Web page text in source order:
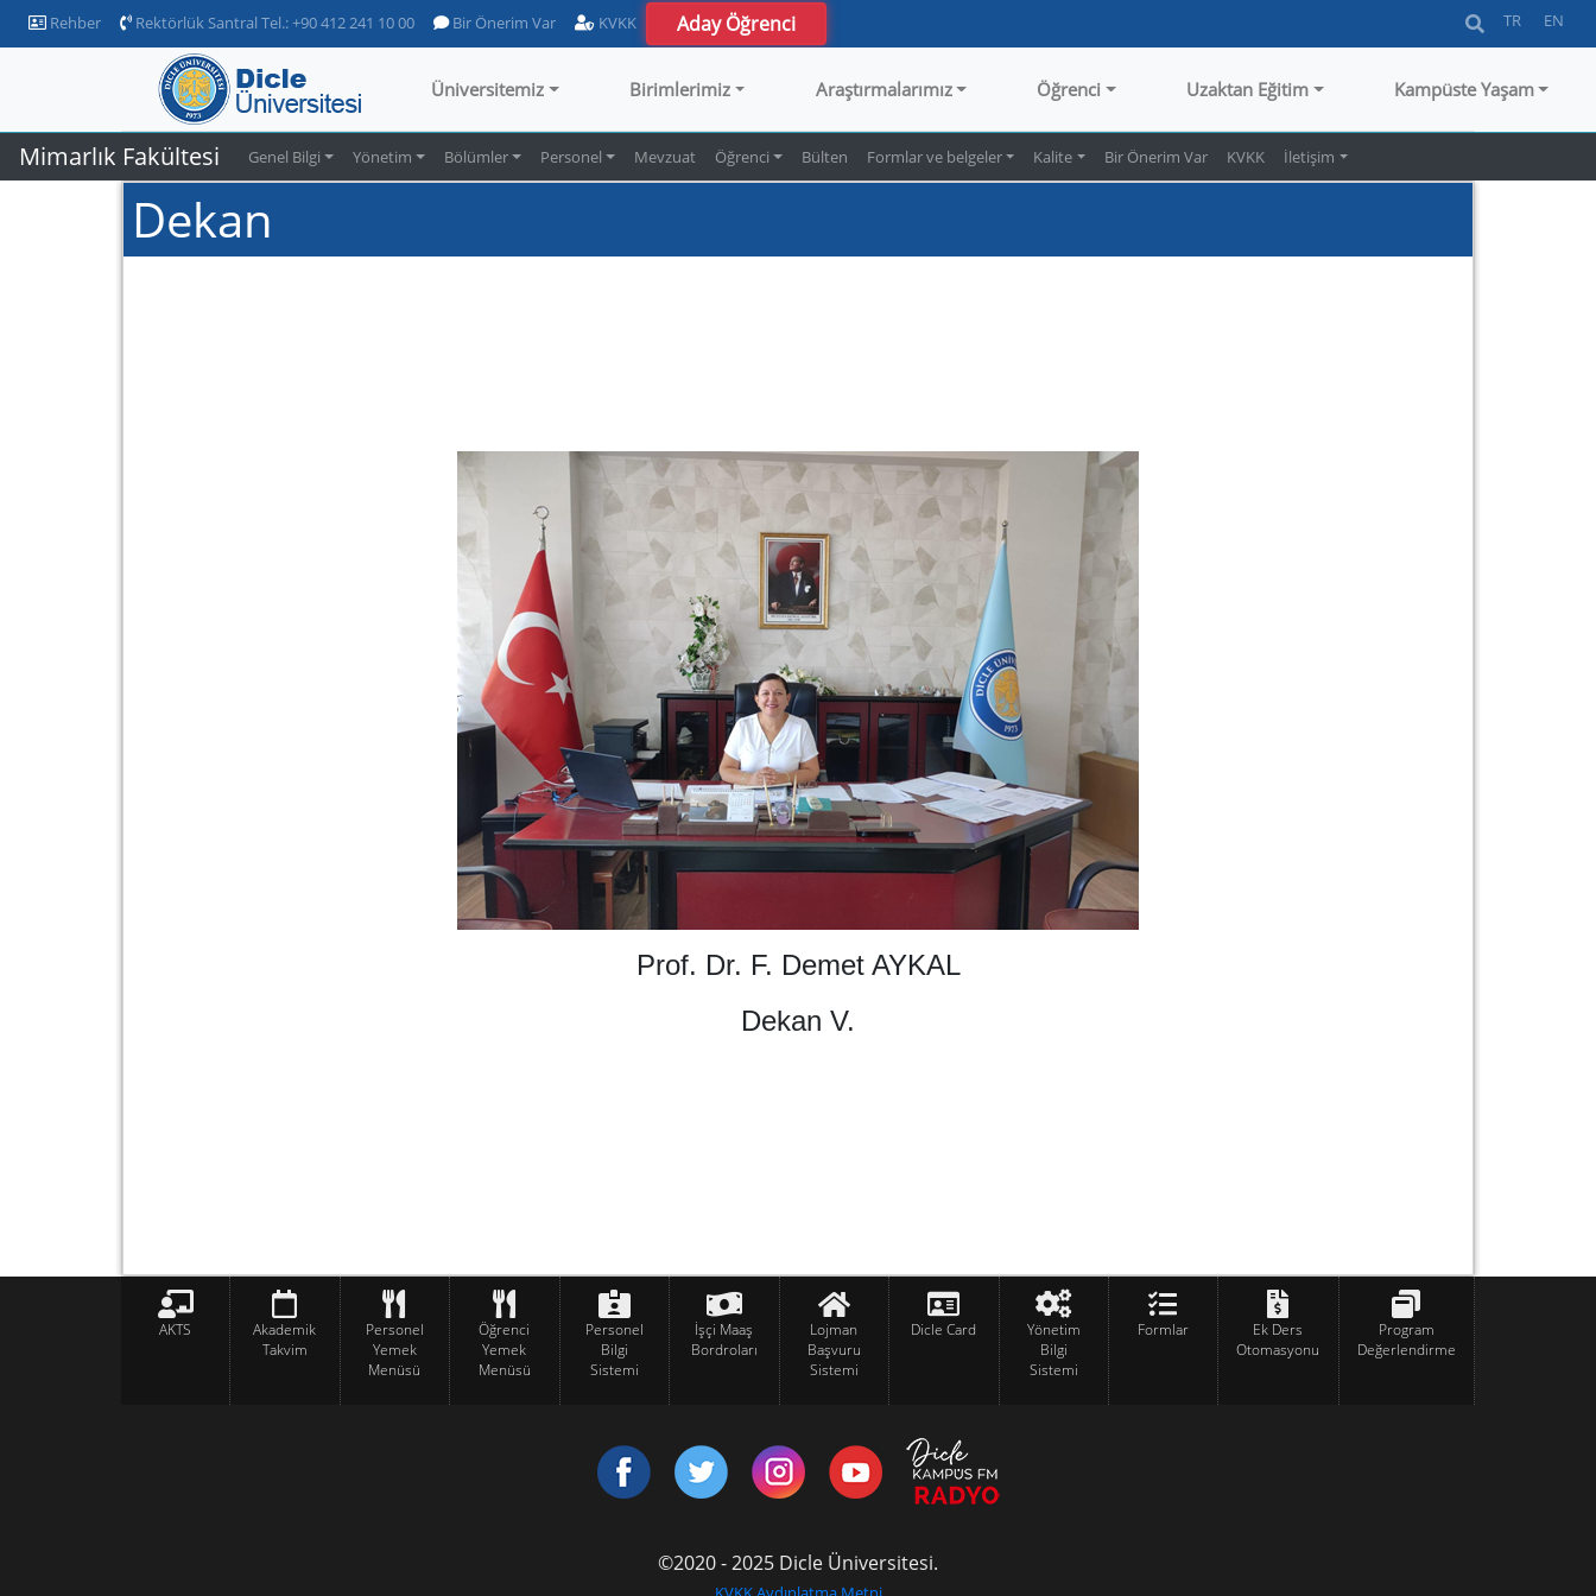
Rehber Rektörlük Santral Tel.: +90 412 241 10 00 Bir Önerim Var KVKK Aday Öğrenci TR EN
Üniversitemiz Birimlerimiz Araştırmalarımız Öğrenci Uzaktan Eğitim Kampüste Yaşam
Mimarlık Fakültesi Genel Bilgi Yönetim Bölümler Personel Mevzuat Öğrenci Bülten Formlar ve belgeler Kalite Bir Önerim Var KVKK İletişim
Dekan
Prof. Dr. F. Demet AYKAL
Dekan V.
AKTS
Akademik
Takvim
Personel
Yemek
Menüsü
Öğrenci
Yemek
Menüsü
Personel
Bilgi
Sistemi
İşçi Maaş
Bordroları
Lojman
Başvuru
Sistemi
Dicle Card
Yönetim
Bilgi
Sistemi
Formlar
Ek Ders
Otomasyonu
Program
Değerlendirme
©2020 - 2025 Dicle Üniversitesi.